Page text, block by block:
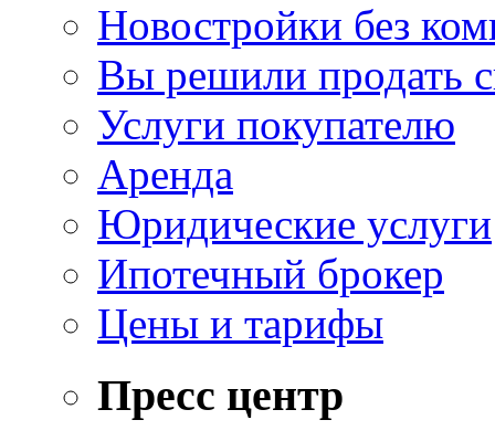
Новостройки без
Вы решили продать
Услуги покупателю
Аренда
Юридические услуги
Ипотечный брокер
Цены и тарифы
Пресс центр